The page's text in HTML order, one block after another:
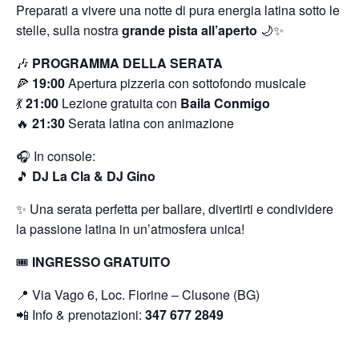
Preparati a vivere una notte di pura energia latina sotto le
stelle, sulla nostragrande pista all’aperto 🌙✨
🎶 PROGRAMMA DELLA SERATA
🍕 19:00Apertura pizzeria con sottofondo musicale
💃21:00 Lezione gratuita con Baila Conmigo
🔥 21:30Serata latina con animazione
🎧 In console:
🎵 DJ La Cla & DJ Gino
✨ Una serata perfetta per ballare, divertirti e condividere
la passione latina in un’atmosfera unica!
🎟 INGRESSO GRATUITO
📍 Via Vago 6, Loc. Fiorine – Clusone (BG)
📲 Info & prenotazioni: 347 677 2849